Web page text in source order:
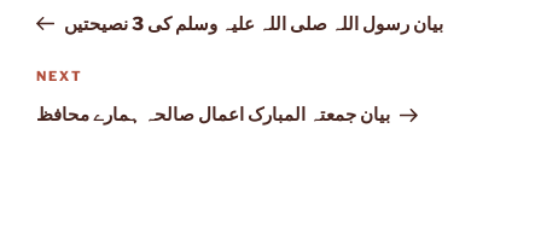
Post
بیان رسول اللہ صلی اللہ علیہ وسلم کی 3 نصیحتیں
Next
Post
NEXT
بیان جمعتہ المبارک اعمال صالحہ ہمارے محافظ